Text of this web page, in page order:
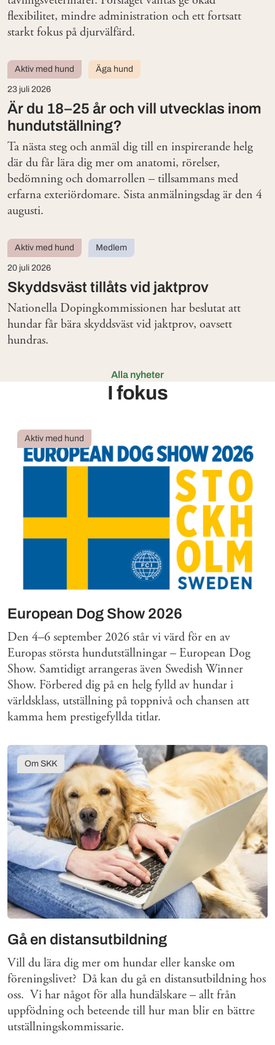
flexibilitet, mindre administration och ett fortsatt
starkt fokus på djurvälfärd.
Är du 18–25 år och vill utvecklas inom
hundutställning?
Aktiv med hund Äga hund
23 juli 2026
Ta nästa steg och anmäl dig till en inspirerande helg
där du får lära dig mer om anatomi, rörelser,
bedömning och domarrollen – tillsammans med
erfarna exteriördomare. Sista anmälningsdag är den 4
augusti.
Skyddsväst tillåts vid jaktprov
Aktiv med hund Medlem
20 juli 2026
Nationella Dopingkommissionen har beslutat att
hundar får bära skyddsväst vid jaktprov, oavsett
hundras.
Alla nyheter
I fokus
European Dog Show 2026
Aktiv med hund
Den 4–6 september 2026 står vi värd för en av
Europas största hundutställningar – European Dog
Show. Samtidigt arrangeras även Swedish Winner
Show. Förbered dig på en helg fylld av hundar i
världsklass, utställning på toppnivå och chansen att
kamma hem prestigefyllda titlar.
Gå en distansutbildning
Om SKK
Vill du lära dig mer om hundar eller kanske om
föreningslivet? Då kan du gå en distansutbildning hos
oss. Vi har något för alla hundälskare – allt från
uppfödning och beteende till hur man blir en bättre
utställningskommissarie.